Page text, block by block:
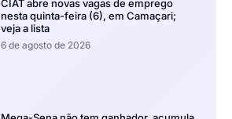
CIAT abre novas vagas de emprego
nesta quinta-feira (6), em Camaçari;
veja a lista
6 de agosto de 2026